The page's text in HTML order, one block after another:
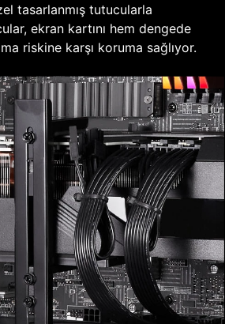
tasarlanmış tutucularla
ekran kartını hem dengede
riskine karşı koruma sağlıyor.